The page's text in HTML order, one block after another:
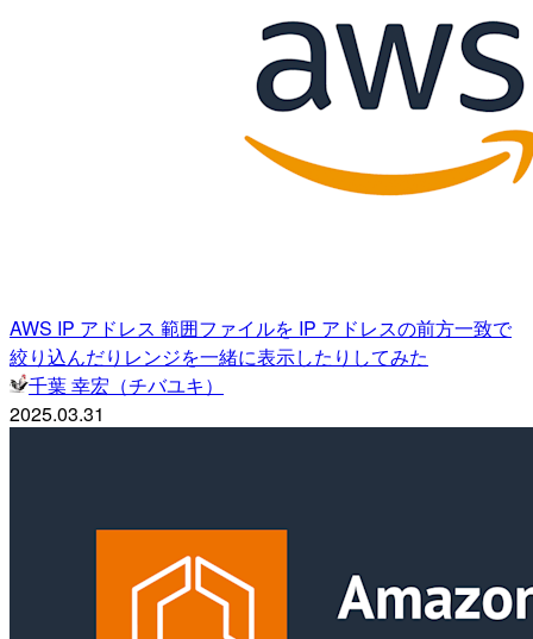
AWS IP アドレス 範囲ファイルを IP アドレスの前方一致で
絞り込んだりレンジを一緒に表示したりしてみた
千葉 幸宏（チバユキ）
2025.03.31